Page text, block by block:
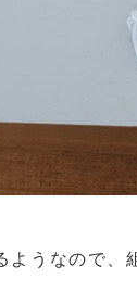
うなので、